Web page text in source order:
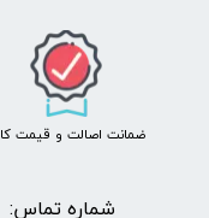
ضمانت اصالت و قیمت​​​​​​​
شماره